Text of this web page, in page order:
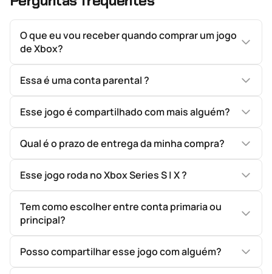
O que eu vou receber quando comprar um jogo
de Xbox?
Essa é uma conta parental ?
Esse jogo é compartilhado com mais alguém?
Qual é o prazo de entrega da minha compra?
Esse jogo roda no Xbox Series S | X ?
Tem como escolher entre conta primaria ou
principal?
Posso compartilhar esse jogo com alguém?